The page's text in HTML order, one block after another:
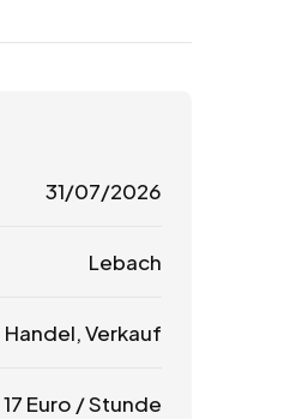
31/07/2026
Lebach
Handel, Verkauf
17 Euro / Stunde